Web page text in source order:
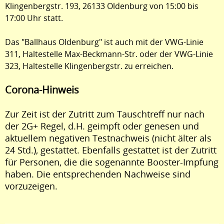
Klingenbergstr. 193, 26133 Oldenburg von 15:00 bis
17:00 Uhr statt.
Das "Ballhaus Oldenburg" ist auch mit der VWG-Linie
311, Haltestelle Max-Beckmann-Str. oder der VWG-Linie
323, Haltestelle Klingenbergstr. zu erreichen.
Corona-Hinweis
Zur Zeit ist der Zutritt zum Tauschtreff nur nach
der 2G+ Regel, d.H. geimpft oder genesen und
aktuellem negativen Testnachweis (nicht älter als
24 Std.), gestattet. Ebenfalls gestattet ist der Zutritt
für Personen, die die sogenannte Booster-Impfung
haben. Die entsprechenden Nachweise sind
vorzuzeigen.